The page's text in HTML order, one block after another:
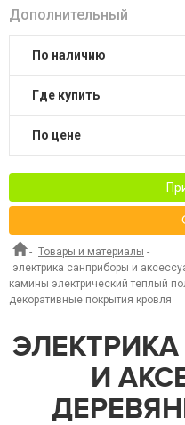
Дополнительный
По наличию
Где купить
По цене
- Товары и материалы -
электрика санприборы и
камины электрический теплый
декоративные покрытия кровля
И